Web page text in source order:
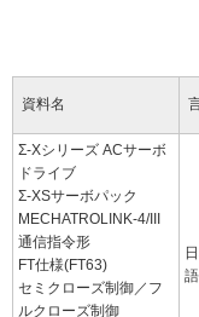
資料名
Σ-Xシリーズ ACサーボ
ドライブ
Σ-XSサーボパック
MECHATROLINK-4/III
通信指令形
FT仕様(FT63)
セミクローズ制御／フ
ルクローズ制御
語